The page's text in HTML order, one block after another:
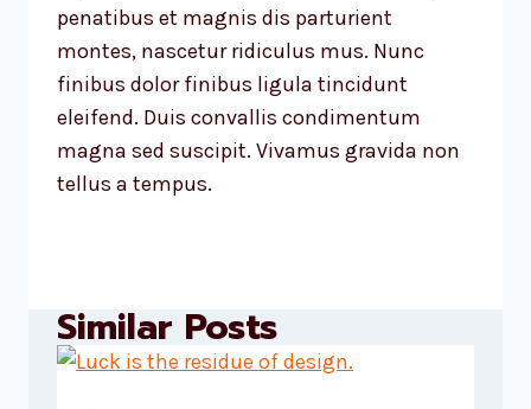
penatibus et magnis dis parturient
montes, nascetur ridiculus mus. Nunc
finibus dolor finibus ligula tincidunt
eleifend. Duis convallis condimentum
magna sed suscipit. Vivamus gravida non
tellus a tempus.
Similar Posts